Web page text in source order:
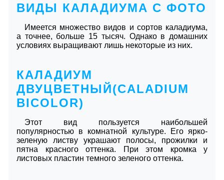
ВИДЫ КАЛАДИУМА С ФОТО
Имеется множество видов и сортов каладиума,
а точнее, больше 15 тысяч. Однако в домашних
условиях выращивают лишь некоторые из них.
КАЛАДИУМ
ДВУЦВЕТНЫЙ(CALADIUM
BICOLOR)
Этот вид пользуется наибольшей
популярностью в комнатной культуре. Его ярко-
зеленую листву украшают полосы, прожилки и
пятна красного оттенка. При этом кромка у
листовых пластин темного зеленого оттенка.